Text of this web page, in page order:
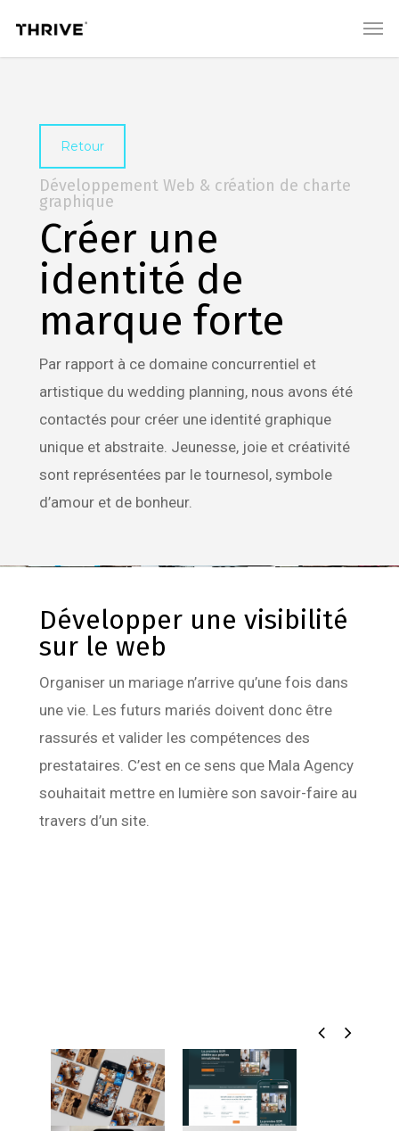
Retour
Développement Web & création de charte
graphique
Créer une
identité de
marque forte
Par rapport à ce domaine concurrentiel et
artistique du wedding planning, nous avons été
contactés pour créer une identité graphique
unique et abstraite. Jeunesse, joie et créativité
sont représentées par le tournesol, symbole
d’amour et de bonheur.
Développer une visibilité
sur le web
Organiser un mariage n’arrive qu’une fois dans
une vie. Les futurs mariés doivent donc être
rassurés et valider les compétences des
prestataires. C’est en ce sens que Mala Agency
souhaitait mettre en lumière son savoir-faire au
travers d’un site.